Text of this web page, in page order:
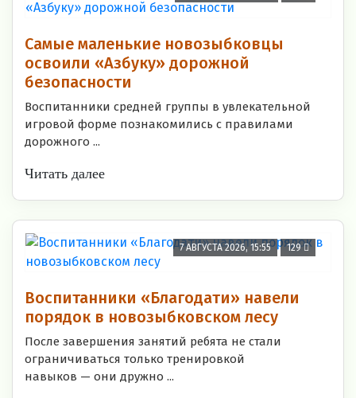
Самые маленькие новозыбковцы
освоили «Азбуку» дорожной
безопасности
Воспитанники средней группы в увлекательной
игровой форме познакомились с правилами
дорожного ...
Читать далее
7 АВГУСТА 2026, 15:55 129
Воспитанники «Благодати» навели
порядок в новозыбковском лесу
После завершения занятий ребята не стали
ограничиваться только тренировкой
навыков — они дружно ...